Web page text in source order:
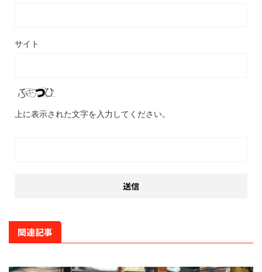
サイト
上に表示された文字を入力してください。
関連記事